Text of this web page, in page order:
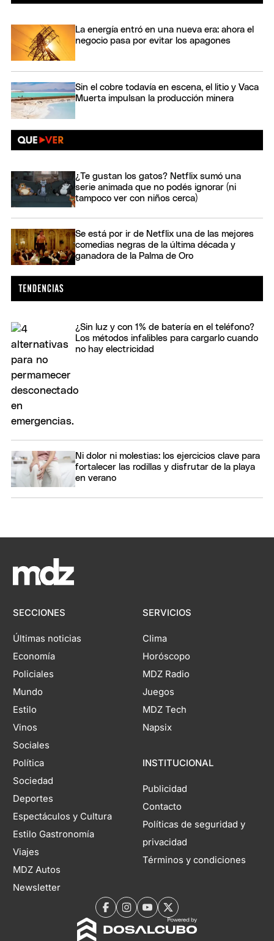
La energía entró en una nueva era: ahora el
negocio pasa por evitar los apagones
Sin el cobre todavía en escena, el litio y Vaca
Muerta impulsan la producción minera
¿Te gustan los gatos? Netflix sumó una
serie animada que no podés ignorar (ni
tampoco ver con niños cerca)
Se está por ir de Netflix una de las mejores
comedias negras de la última década y
ganadora de la Palma de Oro
¿Sin luz y con 1% de batería en el teléfono?
Los métodos infalibles para cargarlo cuando
no hay electricidad
Ni dolor ni molestias: los ejercicios clave para
fortalecer las rodillas y disfrutar de la playa
en verano
SECCIONES
Últimas noticias
Economía
Policiales
Mundo
Estilo
Vinos
Sociales
Política
Sociedad
Deportes
Espectáculos y Cultura
Estilo Gastronomía
Viajes
MDZ Autos
Newsletter
SERVICIOS
Clima
Horóscopo
MDZ Radio
Juegos
MDZ Tech
Napsix
INSTITUCIONAL
Publicidad
Contacto
Políticas de seguridad y
privacidad
Términos y condiciones